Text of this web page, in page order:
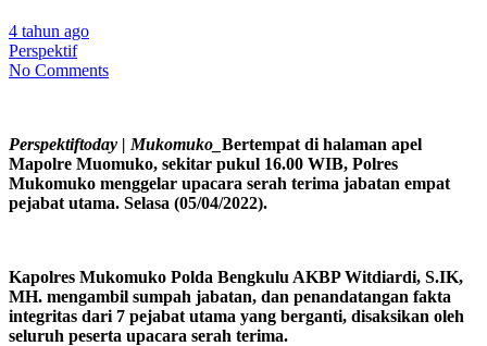
4 tahun ago
Perspektif
No Comments
Perspektiftoday | Mukomuko_ Bertempat di halaman apel
Mapolre Muomuko, sekitar pukul 16.00 WIB, Polres
Mukomuko menggelar upacara serah terima jabatan empat
pejabat utama. Selasa (05/04/2022).
Kapolres Mukomuko Polda Bengkulu AKBP Witdiardi, S.IK,
MH. mengambil sumpah jabatan, dan penandatangan fakta
integritas dari 7 pejabat utama yang berganti, disaksikan oleh
seluruh peserta upacara serah terima.